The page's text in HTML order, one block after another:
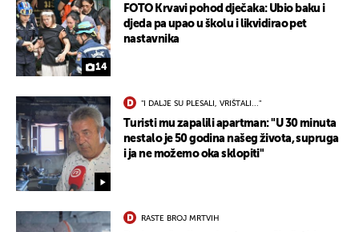
14
FOTO Krvavi pohod dječaka: Ubio baku i
djeda pa upao u školu i likvidirao pet
nastavnika
"I DALJE SU PLESALI, VRIŠTALI..."
Turisti mu zapalili apartman: "U 30 minuta
nestalo je 50 godina našeg života, supruga
i ja ne možemo oka sklopiti"
RASTE BROJ MRTVIH